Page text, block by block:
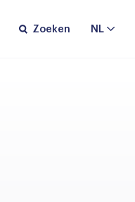
NL
Zoeken